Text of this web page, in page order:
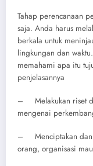
Tahap perencanaan
saja. Anda harus
berkala untuk
lingkungan dan
memahami apa itu
penjelasannya
– Melakukan riset
mengenai
– Menciptakan dan
orang, organisasi